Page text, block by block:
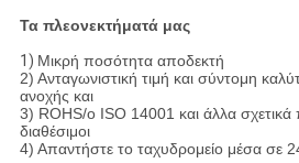
Τα πλεονεκτήματά μας
1) Μικρή ποσότητα αποδεκτή
2) Ανταγωνιστική τιμή και σύντομη
ανοχής και
3) ROHS/ο ISO 14001 και άλλα σχετικά
διαθέσιμοι
4) Απαντήστε το ταχυδρομείο μέσα σε